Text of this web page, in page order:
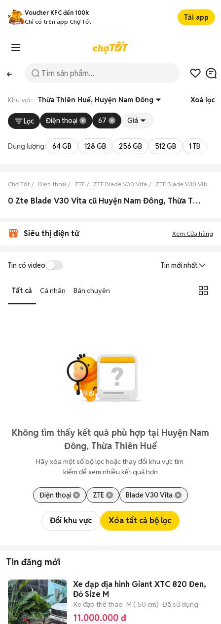
Voucher KFC đến 100k
Chỉ có trên app Chợ Tốt
Tải app
Khu vực: Thừa Thiên Huế, Huyện Nam Đông Xoá lọc
Lọc Điện thoại 67 Giá
Dung lượng: 64 GB 128 GB 256 GB 512 GB 1 TB
Chợ Tốt Điện thoại ZTE ZTE Blade V30 Vita ZTE Blade V30 Vita
0 Zte Blade V30 Vita cũ Huyện Nam Đông, Thừa Thiên Huế đẹp
Siêu thị điện tử Xem Cửa hàng
Tin có video Tin mới nhất
Tất cả Cá nhân Bán chuyên
Không tìm thấy kết quả phù hợp tại Huyện Nam
Đông, Thừa Thiên Huế
Hãy xóa một số bộ lọc hoặc thay đổi khu vực tìm
kiếm để xem nhiều kết quả hơn
Điện thoại ZTE Blade V30 Vita
Đổi khu vực Xóa tất cả bộ lọc
Tin đăng mới
Xe đạp địa hình Giant XTC 820 Đen,
Đỏ Size M
Xe đạp thể thao M ( 50 cm) Đã sử dụng
11.000.000 đ